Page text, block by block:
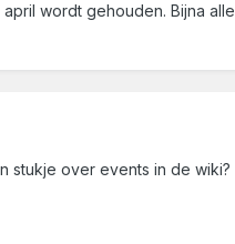
wordt gehouden. Bijna
stukje over events in de wiki?